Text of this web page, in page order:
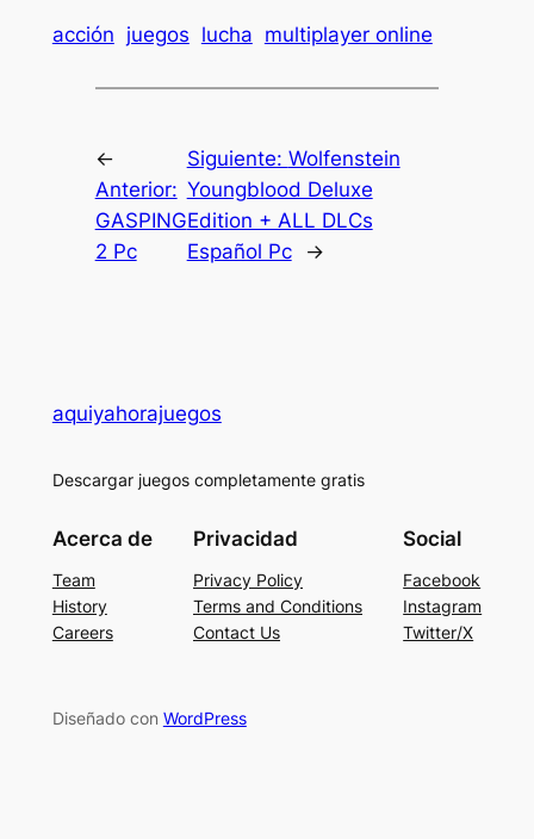
acción juegos lucha multiplayer online
←
Anterior:
GASPING
2 Pc
Siguiente: Wolfenstein
Youngblood Deluxe
Edition + ALL DLCs
Español Pc
→
aquiyahorajuegos
Descargar juegos completamente gratis
Acerca de
Team
History
Careers
Privacidad
Privacy Policy
Terms and Conditions
Contact Us
Social
Facebook
Instagram
Twitter/X
Diseñado con WordPress